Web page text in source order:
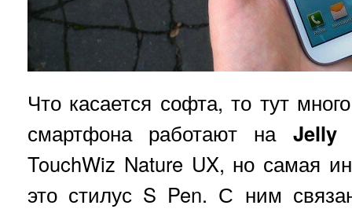
Что касается софта, то тут
смартфона работают на Jelly
TouchWiz Nature UX, но самая
это стилус S Pen. С ним